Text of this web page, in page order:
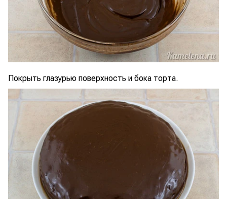
Покрыть глазурью поверхность и бока торта.